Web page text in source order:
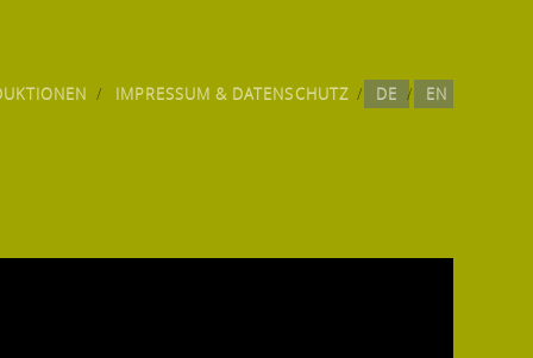
IMPRESSUM & DATENSCHUTZ DE EN